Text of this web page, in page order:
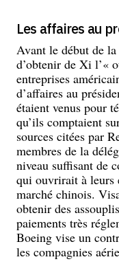
Les affaires au
Avant le début de
d’obtenir de Xi l’«
entreprises
d’affaires au
étaient venus pour
qu’ils comptaient
sources citées par
membres de la
niveau suffisant de
qui ouvrirait à leurs
marché chinois.
obtenir des
paiements très
Boeing vise un
les compagnies